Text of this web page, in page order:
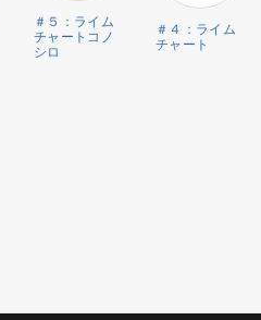
＃５：ライム
チャートコノ
シロ
＃４：ライム
チャート